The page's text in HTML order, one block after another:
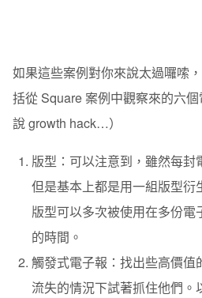
如果這些案例對你來說太過囉嗦
括從 Square 案例中觀察來的六
說 growth hack…）
版型：可以注意到，雖然每封
但是基本上都是用一組版型衍
版型可以多次被使用在多份電
的時間。
觸發式電子報：找出些高價值
流失的情況下試著抓住他們。